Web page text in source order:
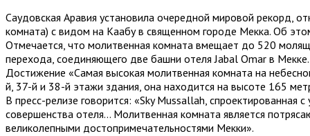
Саудовская Аравия установила очередной мировой рекорд,
комната) с видом на Каабу в священном городе Мекка. Об
Отмечается, что молитвенная комната вмещает до 520
перехода, соединяющего две башни отеля Jabal Omar в Мекке.
Достижение «Самая высокая молитвенная комната на
й, 37-й и 38-й этажи здания, она находится на высоте 165
В пресс-релизе говорится: «Sky Mussallah,
совершенства отеля… Молитвенная комната является
великолепными достопримечательностями Мекки».